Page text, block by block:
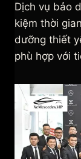
Dịch vụ bảo
kiệm thời
dưỡng thiết
phù hợp với